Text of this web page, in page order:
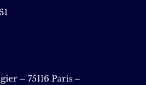
– 75116 Paris –